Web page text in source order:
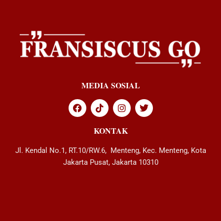
MEDIA SOSIAL
KONTAK
Jl. Kendal No.1, RT.10/RW.6, Menteng, Kec. Menteng, Kota
Jakarta Pusat, Jakarta 10310